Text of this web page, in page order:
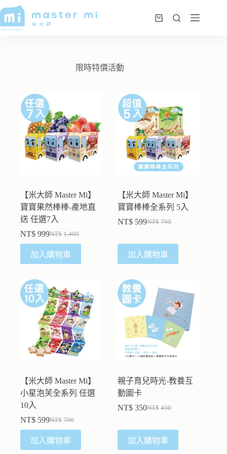
限時特價活動
【米大師 Master Mi】
寶寶果然棒棒-產地直
送 任選7入
NT$ 1,400
NT$ 999
加入購物車
【米大師 Master Mi】
寶寶棒棒全系列 5入
NT$ 790
NT$ 599
加入購物車
【米大師 Master Mi】
小星泡芙全系列 任選
10入
NT$ 790
NT$ 599
加入購物車
親子育兒時光-教養互
動圖卡
NT$ 450
NT$ 350
加入購物車